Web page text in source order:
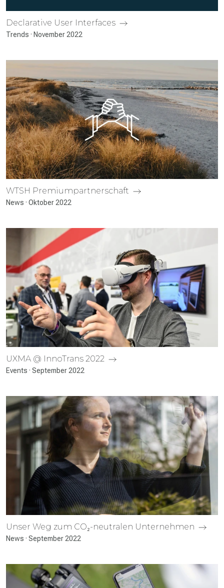
Declarative User Inter­faces
Trends · November 2022
WTSH Premium­partner­schaft
News · Oktober 2022
UXMA @ InnoTrans 2022
Events · September 2022
Unser Weg zum CO₂-neutralen Unter­nehmen
News · September 2022